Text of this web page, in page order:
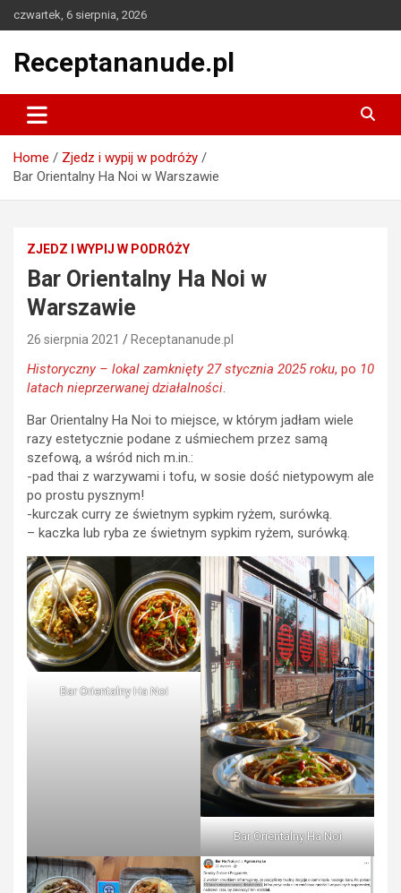
to
czwartek, 6 sierpnia, 2026
Receptananude.pl
Home
Zjedz i wypij w podróży
Bar Orientalny Ha Noi w Warszawie
ZJEDZ I WYPIJ W PODRÓŻY
Bar Orientalny Ha Noi w
Warszawie
26 sierpnia 2021 Receptananude.pl
Historyczny – lokal zamknięty 27 stycznia 2025 roku, po 10
latach nieprzerwanej działalności.
Bar Orientalny Ha Noi to miejsce, w którym jadłam wiele
razy estetycznie podane z uśmiechem przez samą
szefową, a wśród nich m.in.:
-pad thai z warzywami i tofu, w sosie dość nietypowym ale
po prostu pysznym!
-kurczak curry ze świetnym sypkim ryżem, surówką.
– kaczka lub ryba ze świetnym sypkim ryżem, surówką.
Bar Orientalny Ha Noi
Bar Orientalny Ha Noi